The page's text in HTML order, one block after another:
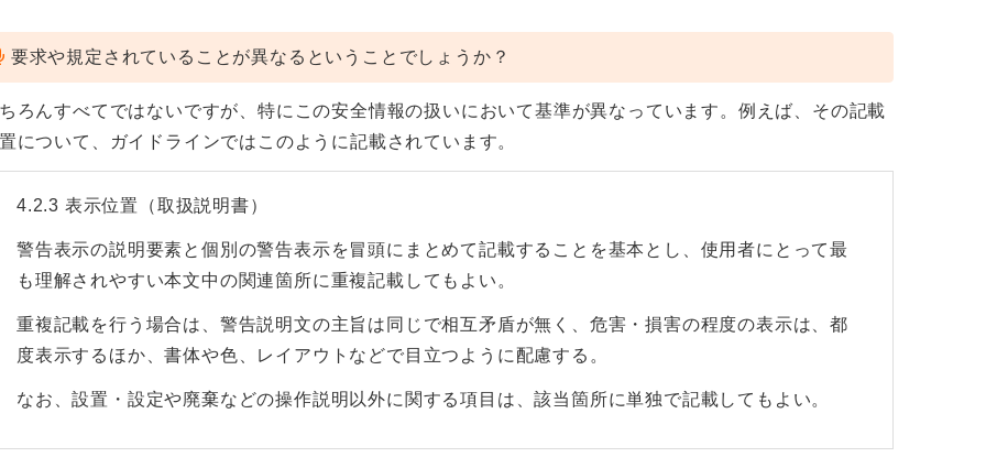
要求や規定されていることが異なるということでしょうか？
ろんすべてではないですが、特にこの安全情報の扱いにおいて基準が異なっています。例えば、その記載
について、ガイドラインではこのように記載されています。
4.2.3 表示位置（取扱説明書）
警告表示の説明要素と個別の警告表示を冒頭にまとめて記載することを基本とし、使用者にとって最
も理解されやすい本文中の関連箇所に重複記載してもよい。
重複記載を行う場合は、警告説明文の主旨は同じで相互矛盾が無く、危害・損害の程度の表示は、都
度表示するほか、書体や色、レイアウトなどで目立つように配慮する。
なお、設置・設定や廃棄などの操作説明以外に関する項目は、該当箇所に単独で記載してもよい。